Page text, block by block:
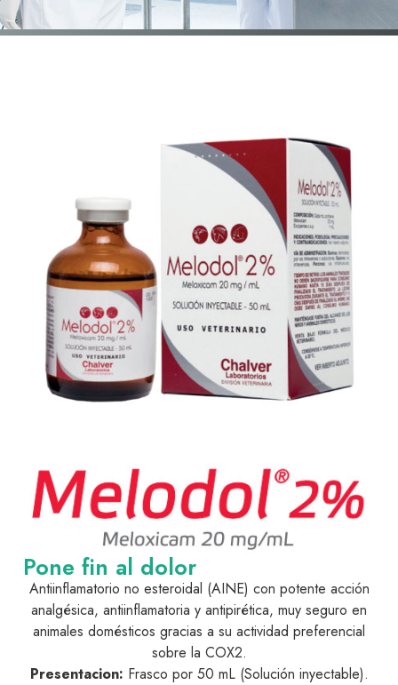
Pone fin al dolor
Antiinflamatorio no esteroidal (AINE) con potente acción
analgésica, antiinflamatoria y antipirética, muy seguro en
animales domésticos gracias a su actividad preferencial
sobre la COX2.
Presentacion: Frasco por 50 mL (Solución inyectable).